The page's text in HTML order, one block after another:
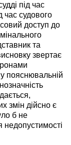
під час
час судового
доступ до
та
звертає
пояснювальній
дійсно є
б не
недопустимості